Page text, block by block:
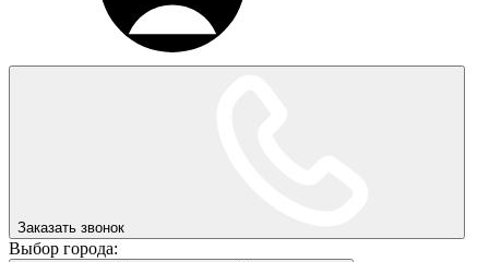
Заказать звонок
Выбор города: